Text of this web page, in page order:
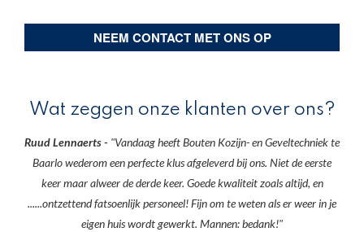
NEEM CONTACT MET ONS OP
Wat zeggen onze klanten over ons?
Ruud Lennaerts - "Vandaag heeft Bouten Kozijn- en Geveltechniek te
Baarlo wederom een perfecte klus afgeleverd bij ons. Niet de eerste
keer maar alweer de derde keer. Goede kwaliteit zoals altijd, en
......ontzettend fatsoenlijk personeel! Fijn om te weten als er weer in je
eigen huis wordt gewerkt. Mannen: bedank!"